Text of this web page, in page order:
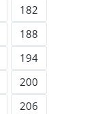
182
188
194
200
206